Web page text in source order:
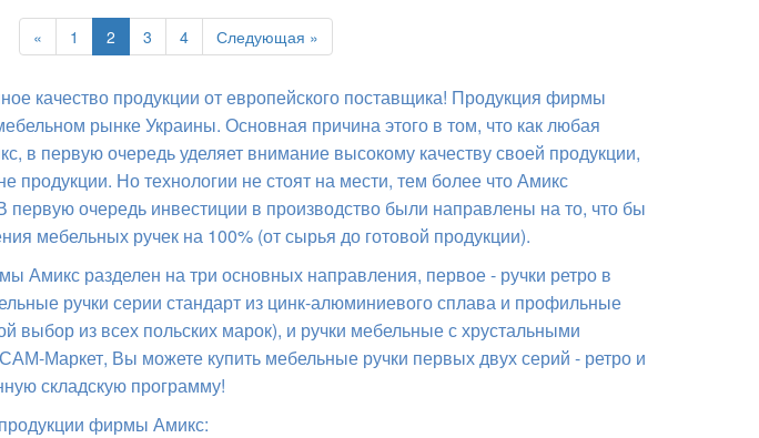
«Previous
1 2 3 4 Следующая »Next
качество продукции от европейского поставщика! Продукция фирмы
рынке Украины. Основная причина этого в том, что как любая
в первую очередь уделяет внимание высокому качеству своей продукции,
продукции. Но технологии не стоят на мести, тем более что Амикс
первую очередь инвестиции в производство были направлены на то, что бы
мебельных ручек на 100% (от сырья до готовой продукции).
Амикс разделен на три основных направления, первое - ручки ретро в
ручки серии стандарт из цинк-алюминиевого сплава и профильные
из всех польских марок), и ручки мебельные с хрустальными
Маркет, Вы можете купить мебельные ручки первых двух серий - ретро и
складскую программу!
фирмы Амикс: